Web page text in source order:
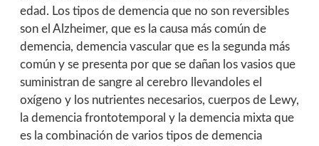
edad. Los tipos de demencia que no son reversibles
son el Alzheimer, que es la causa más común de
demencia, demencia vascular que es la segunda más
común y se presenta por que se dañan los vasios que
suministran de sangre al cerebro llevandoles el
oxígeno y los nutrientes necesarios, cuerpos de Lewy,
la demencia frontotemporal y la demencia mixta que
es la combinación de varios tipos de demencia